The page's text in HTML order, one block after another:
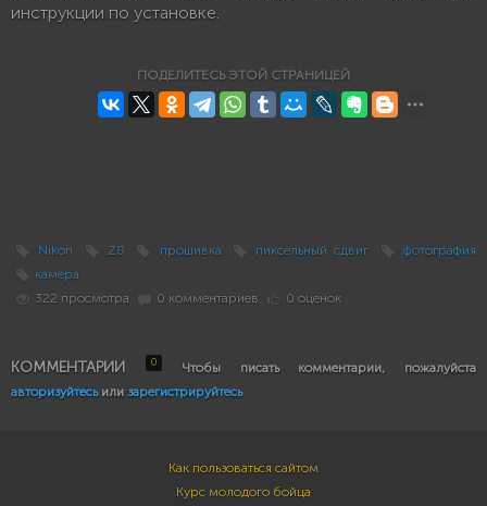
инструкции по установке.
ПОДЕЛИТЕСЬ ЭТОЙ СТРАНИЦЕЙ
Nikon Z8 прошивка пиксельный сдвиг
фотография
камера
322 просмотра
0 комментариев 0 оценок
КОММЕНТАРИИ 0
Чтобы писать комментарии, пожалуйста
авторизуйтесьили зарегистрируйтесь
Как пользоваться сайтом
Курс молодого бойца